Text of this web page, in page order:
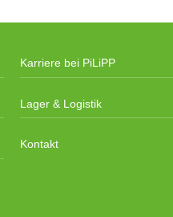
Karriere bei PiLiPP
Lager & Logistik
Kontakt